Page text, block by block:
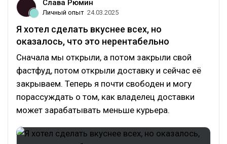
Слава Рюмин
Личный опыт 24.03.2025
Я хотел сделать вкуснее всех, но
оказалось, что это нерентабельно
Сначала мы открыли, а потом закрыли свой
фастфуд, потом открыли доставку и сейчас её
закрываем. Теперь я почти свободен и могу
порассуждать о том, как владелец доставки
может зарабатывать меньше курьера.